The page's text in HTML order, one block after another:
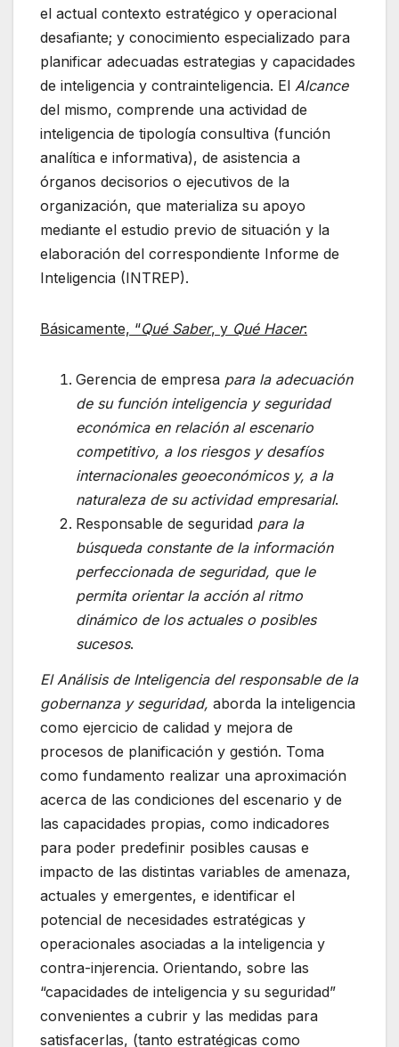
el actual contexto estratégico y operacional
desafiante; y conocimiento especializado para
planificar adecuadas estrategias y capacidades
de inteligencia y contrainteligencia. El Alcance
del mismo, comprende una actividad de
inteligencia de tipología consultiva (función
analítica e informativa), de asistencia a
órganos decisorios o ejecutivos de la
organización, que materializa su apoyo
mediante el estudio previo de situación y la
elaboración del correspondiente Informe de
Inteligencia (INTREP).
Básicamente, “Qué Saber, y Qué Hacer:
Gerencia de empresa para la adecuación
de su función inteligencia y seguridad
económica en relación al escenario
competitivo, a los riesgos y desafíos
internacionales geoeconómicos y, a la
naturaleza de su actividad empresarial.
Responsable de seguridad para la
búsqueda constante de la información
perfeccionada de seguridad, que le
permita orientar la acción al ritmo
dinámico de los actuales o posibles
sucesos.
El Análisis de Inteligencia del responsable de la
gobernanza y seguridad, aborda la inteligencia
como ejercicio de calidad y mejora de
procesos de planificación y gestión. Toma
como fundamento realizar una aproximación
acerca de las condiciones del escenario y de
las capacidades propias, como indicadores
para poder predefinir posibles causas e
impacto de las distintas variables de amenaza,
actuales y emergentes, e identificar el
potencial de necesidades estratégicas y
operacionales asociadas a la inteligencia y
contra-injerencia. Orientando, sobre las
“capacidades de inteligencia y su seguridad”
convenientes a cubrir y las medidas para
satisfacerlas, (tanto estratégicas como